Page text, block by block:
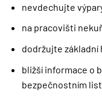
nevdechujte
na pracovišti
dodržujte základní
bližší informace o
bezpečnostním